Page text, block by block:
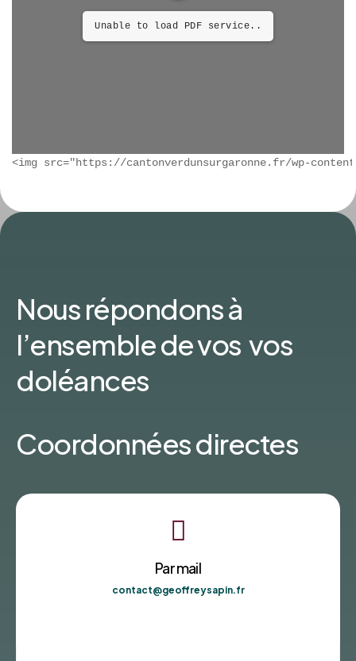
Unable to load PDF service..
Nous répondons à
l’ensemble de vos vos
doléances
Coordonnées directes

Par mail
contact@geoffreysapin.fr